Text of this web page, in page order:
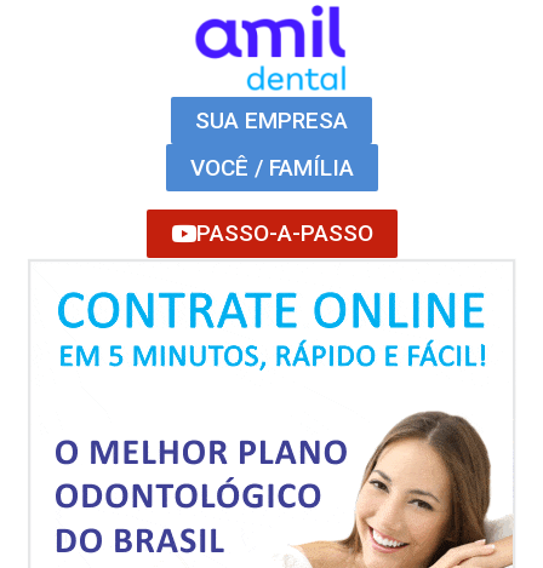
SUA EMPRESA
VOCÊ / FAMÍLIA
PASSO-A-PASSO